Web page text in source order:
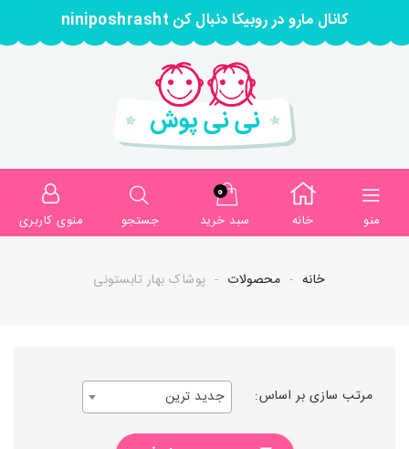
کانال مارو در روبیکا دنبال کن niniposhrasht
منو خانه
0
سبد خرید
جستجو منوی کاربری
خانه محصولات پوشاک بهار تابستونی
مرتب سازی بر اساس: جدید ترین